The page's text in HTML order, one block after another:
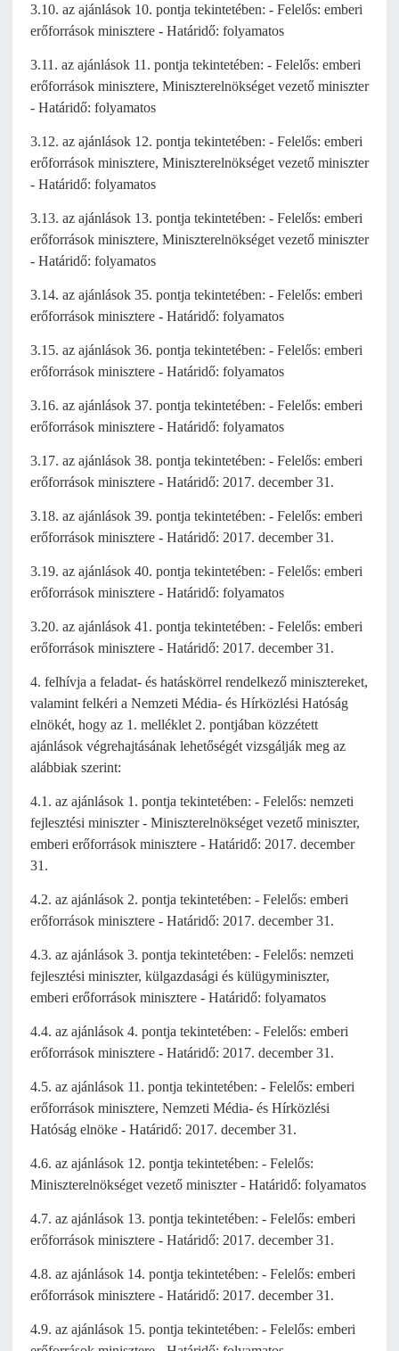
3.10. az ajánlások 10. pontja tekintetében: - Felelős: emberi
erőforrások minisztere - Határidő: folyamatos
3.11. az ajánlások 11. pontja tekintetében: - Felelős: emberi
erőforrások minisztere, Miniszterelnökséget vezető miniszter
- Határidő: folyamatos
3.12. az ajánlások 12. pontja tekintetében: - Felelős: emberi
erőforrások minisztere, Miniszterelnökséget vezető miniszter
- Határidő: folyamatos
3.13. az ajánlások 13. pontja tekintetében: - Felelős: emberi
erőforrások minisztere, Miniszterelnökséget vezető miniszter
- Határidő: folyamatos
3.14. az ajánlások 35. pontja tekintetében: - Felelős: emberi
erőforrások minisztere - Határidő: folyamatos
3.15. az ajánlások 36. pontja tekintetében: - Felelős: emberi
erőforrások minisztere - Határidő: folyamatos
3.16. az ajánlások 37. pontja tekintetében: - Felelős: emberi
erőforrások minisztere - Határidő: folyamatos
3.17. az ajánlások 38. pontja tekintetében: - Felelős: emberi
erőforrások minisztere - Határidő: 2017. december 31.
3.18. az ajánlások 39. pontja tekintetében: - Felelős: emberi
erőforrások minisztere - Határidő: 2017. december 31.
3.19. az ajánlások 40. pontja tekintetében: - Felelős: emberi
erőforrások minisztere - Határidő: folyamatos
3.20. az ajánlások 41. pontja tekintetében: - Felelős: emberi
erőforrások minisztere - Határidő: 2017. december 31.
4. felhívja a feladat- és hatáskörrel rendelkező minisztereket,
valamint felkéri a Nemzeti Média- és Hírközlési Hatóság
elnökét, hogy az 1. melléklet 2. pontjában közzétett
ajánlások végrehajtásának lehetőségét vizsgálják meg az
alábbiak szerint:
4.1. az ajánlások 1. pontja tekintetében: - Felelős: nemzeti
fejlesztési miniszter - Miniszterelnökséget vezető miniszter,
emberi erőforrások minisztere - Határidő: 2017. december
31.
4.2. az ajánlások 2. pontja tekintetében: - Felelős: emberi
erőforrások minisztere - Határidő: 2017. december 31.
4.3. az ajánlások 3. pontja tekintetében: - Felelős: nemzeti
fejlesztési miniszter, külgazdasági és külügyminiszter,
emberi erőforrások minisztere - Határidő: folyamatos
4.4. az ajánlások 4. pontja tekintetében: - Felelős: emberi
erőforrások minisztere - Határidő: 2017. december 31.
4.5. az ajánlások 11. pontja tekintetében: - Felelős: emberi
erőforrások minisztere, Nemzeti Média- és Hírközlési
Hatóság elnöke - Határidő: 2017. december 31.
4.6. az ajánlások 12. pontja tekintetében: - Felelős:
Miniszterelnökséget vezető miniszter - Határidő: folyamatos
4.7. az ajánlások 13. pontja tekintetében: - Felelős: emberi
erőforrások minisztere - Határidő: 2017. december 31.
4.8. az ajánlások 14. pontja tekintetében: - Felelős: emberi
erőforrások minisztere - Határidő: 2017. december 31.
4.9. az ajánlások 15. pontja tekintetében: - Felelős: emberi